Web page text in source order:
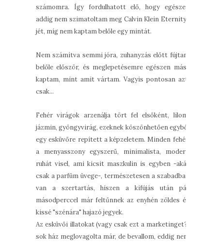
számomra. Így fordulhatott elő, hogy egészen
addig nem szimatoltam meg Calvin Klein Eternity-
jét, míg nem kaptam belőle egy mintát.
Nem számítva semmi jóra, zuhanyzás előtt fújtam
belőle először, és meglepetésemre egészen mást
kaptam, mint amit vártam. Vagyis pontosan azt,
csak...
Fehér virágok arzenálja tört fel elsőként, lilom,
jázmin, gyöngyvirág, ezeknek köszönhetően egyből
egy esküvőre repített a képzeletem. Minden fehér,
a menyasszony egyszerű, minimalista, modern
ruhát visel, ami kicsit maszkulin is egyben -akár
csak a parfüm üvege-, természetesen a szabadban
van a szertartás, hiszen a kifújás után pár
másodperccel már feltűnnek az enyhén zöldes és
kissé "szénára" hajazó jegyek.
Az esküvői illatokat (vagy csak ezt a marketinget?)
sok ház meglovagolta már, de bevallom, eddig nem